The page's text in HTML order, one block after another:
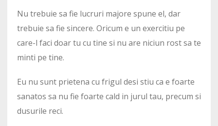
Nu trebuie sa fie lucruri majore spune el, dar
trebuie sa fie sincere. Oricum e un exercitiu pe
care-l faci doar tu cu tine si nu are niciun rost sa te
minti pe tine.
Eu nu sunt prietena cu frigul desi stiu ca e foarte
sanatos sa nu fie foarte cald in jurul tau, precum si
dusurile reci.